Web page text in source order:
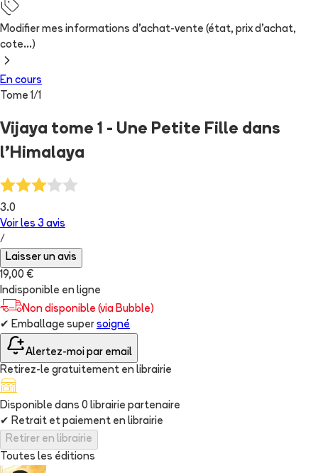
Modifier mes informations d'achat-vente (état, prix d'achat,
cote...)
En cours
Tome 1/1
Vijaya tome 1 - Une Petite Fille dans
l'Himalaya
3.0
Voir les 3 avis
/
Laisser un avis
19,00 €
Indisponible en ligne
Non disponible (via Bubble)
✔ Emballage super soigné
Alertez-moi par email
Retirez-le gratuitement en librairie
Disponible dans 0 librairie partenaire
✔ Retrait et paiement en librairie
Retirer en librairie
Toutes les éditions